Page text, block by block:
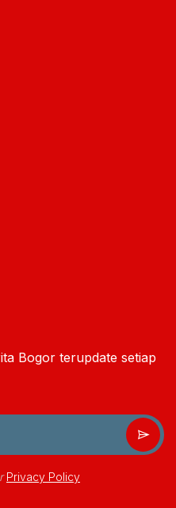
Bogor terupdate setiap
Privacy Policy